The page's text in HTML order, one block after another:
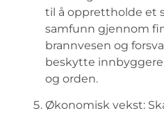
til ⁤å opprettholde ⁤et
samfunn gjennom
brannvesen og
beskytte
‍og orden.
Økonomisk vekst: